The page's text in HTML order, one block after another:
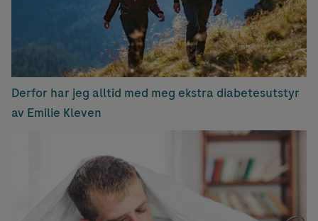
Derfor har jeg alltid med meg ekstra diabetesutstyr
av Emilie Kleven